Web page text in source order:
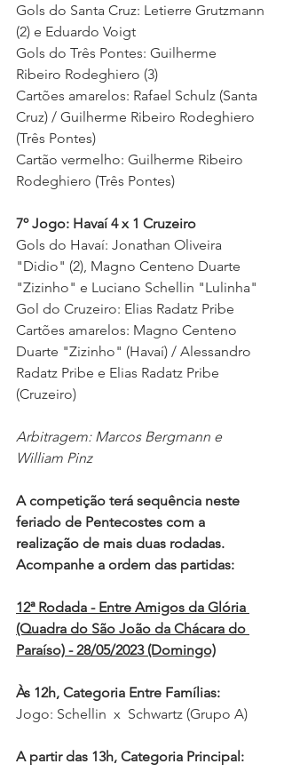
Gols do Santa Cruz: Letierre Grutzmann
(2) e Eduardo Voigt
Gols do Três Pontes: Guilherme
Ribeiro Rodeghiero (3)
Cartões amarelos: Rafael Schulz (Santa
Cruz) / Guilherme Ribeiro Rodeghiero
(Três Pontes)
Cartão vermelho: Guilherme Ribeiro
Rodeghiero (Três Pontes)
7º Jogo: Havaí 4 x 1 Cruzeiro
Gols do Havaí: Jonathan Oliveira
"Didio" (2), Magno Centeno Duarte
"Zizinho" e Luciano Schellin "Lulinha"
Gol do Cruzeiro: Elias Radatz Pribe
Cartões amarelos: Magno Centeno
Duarte "Zizinho" (Havaí) / Alessandro
Radatz Pribe e Elias Radatz Pribe
(Cruzeiro)
Arbitragem: Marcos Bergmann e
William Pinz
A competição terá sequência neste
feriado de Pentecostes com a
realização de mais duas rodadas.
Acompanhe a ordem das partidas:
12ª Rodada - Entre Amigos da Glória
(Quadra do São João da Chácara do
Paraíso) - 28/05/2023 (Domingo)
Às 12h, Categoria Entre Famílias:
Jogo: Schellin  x  Schwartz (Grupo A)
A partir das 13h, Categoria Principal: